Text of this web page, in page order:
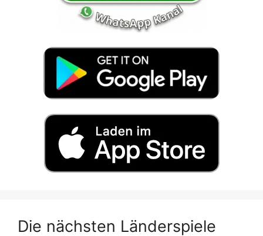
Die nächsten Länderspiele